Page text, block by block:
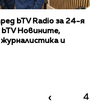
bTV Radio за 24-я
bTV Новините,
и
‹ 4